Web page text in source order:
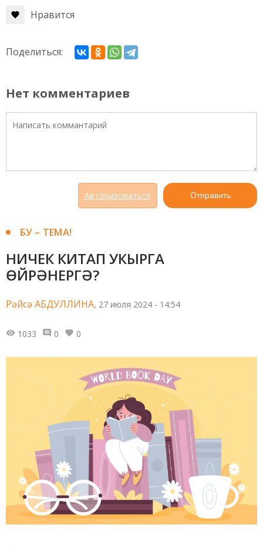
Нравится
Поделиться:
Нет комментариев
Авторизоваться Отправить
БУ – ТЕМА!
НИЧЕК КИТАП УКЫРГА
ӨЙРӘНЕРГӘ?
Рәйсә АБДУЛЛИНА, 27 июля 2024 - 14:54
1033 0 0